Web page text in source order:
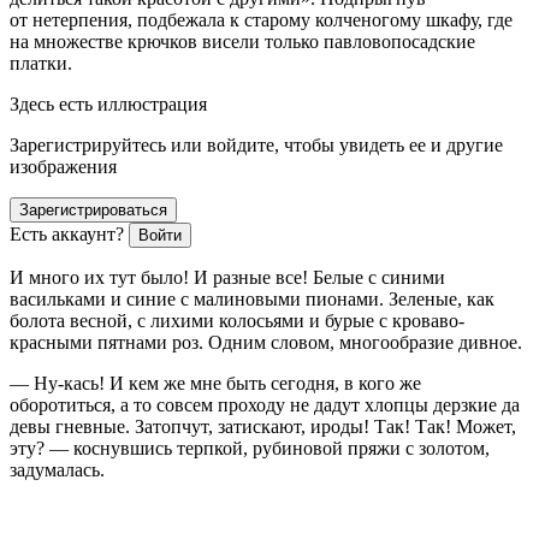
от нетерпения, подбежала к старому колченогому шкафу, где
на множестве крючков висели только павловопосадские
платки.
Здесь есть иллюстрация
Зарегистрируйтесь или войдите, чтобы увидеть ее и другие
изображения
Зарегистрироваться
Есть аккаунт? Войти
И много их тут было! И разные все! Белые с синими
васильками и синие с малиновыми пионами. Зеленые, как
болота весной, с лихими колосьями и бурые с кроваво-
красными пятнами роз. Одним словом, многообразие дивное.
— Ну-кась! И кем же мне быть сегодня, в кого же
оборотиться, а то совсем проходу не дадут хлопцы дерзкие да
девы гневные. Затопчут, затискают, ироды! Так! Так! Может,
эту? — коснувшись терпкой, рубиновой пряжи с золотом,
задумалась.